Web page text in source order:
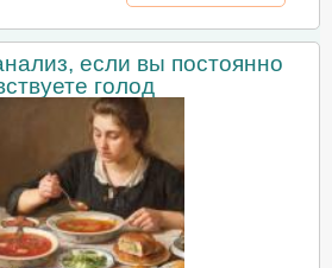
если вы постоянно
голод